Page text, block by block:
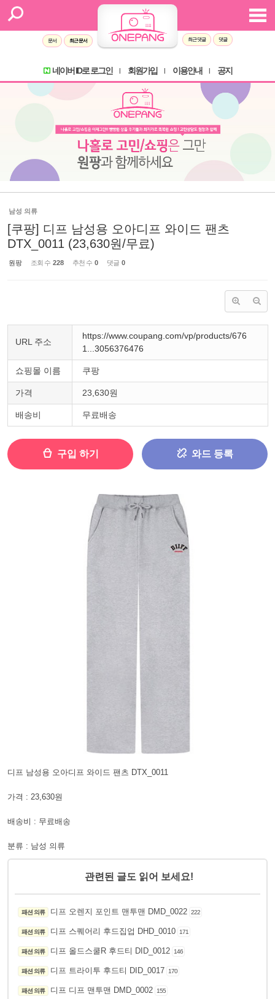
문서 최근 문서 최근 댓글 댓글
네이버 ID로 로그인 회원가입 이용안내 공지
남성 의류
[쿠팡] 디프 남성용 오아디프 와이드 팬츠
DTX_0011 (23,630원/무료)
원팡 조회 수 228 추천 수 0 댓글 0
URL 주소
https://www.coupang.com/vp/products/676
1...3056376476
쇼핑몰 이름 쿠팡
가격 23,630원
배송비 무료배송
구입 하기 와드 등록
디프 남성용 오아디프 와이드 팬츠 DTX_0011
가격 : 23,630원
배송비 : 무료배송
분류 : 남성 의류
관련된 글도 읽어 보세요!
패션 의류 디프 오렌지 포인트 맨투맨 DMD_0022 222
패션 의류 디프 스퀘어리 후드집업 DHD_0010 171
패션 의류 디프 올드스쿨R 후드티 DID_0012 146
패션 의류 디프 트라이투 후드티 DID_0017 170
패션 의류 디프 디프 맨투맨 DMD_0002 155